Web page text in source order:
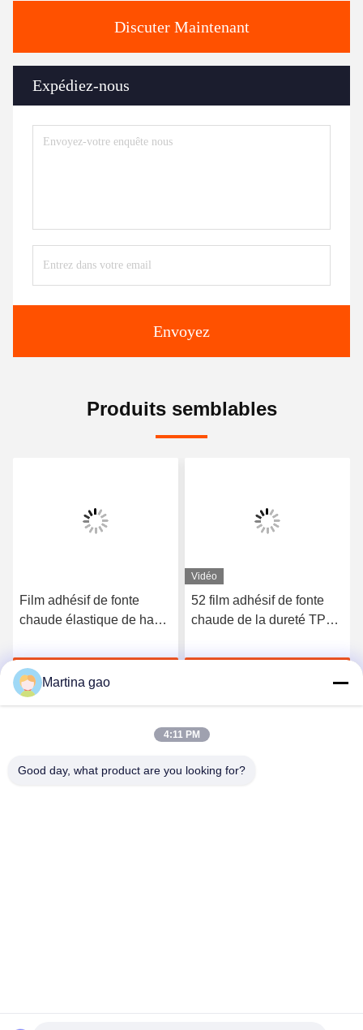
Discuter Maintenant
Expédiez-nous
Envoyez
Produits semblables
Film adhésif de fonte
chaude élastique de haute
3412
Discuter Maintenant
Vidéo
52 film adhésif de fonte
chaude de la dureté TPU
vêtements sans couture
Martina gao
4:11 PM
Good day, what product are you looking for?